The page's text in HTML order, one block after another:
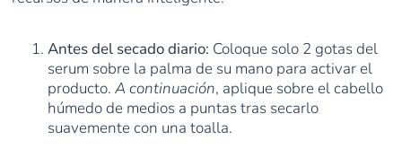
Antes del secado diario: Coloque solo 2 gotas del
serum sobre la palma de su mano para activar el
producto.A continuación, aplique sobre el cabello
húmedo de medios a puntas tras secarlo
suavemente con una toalla.